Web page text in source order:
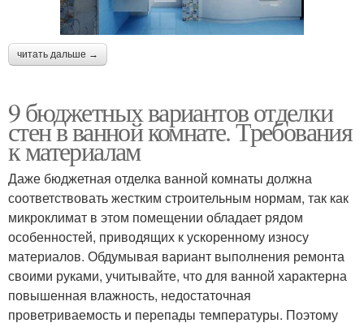
читать дальше →
9 бюджетных вариантов отделки
стен в ванной комнате. Требования
к материалам
Даже бюджетная отделка ванной комнаты должна
соответствовать жестким строительным нормам, так как
микроклимат в этом помещении обладает рядом
особенностей, приводящих к ускоренному износу
материалов. Обдумывая вариант выполнения ремонта
своими руками, учитывайте, что для ванной характерна
повышенная влажность, недостаточная
проветриваемость и перепады температуры. Поэтому